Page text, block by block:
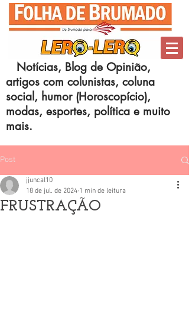
Notícias, Blog de Opinião,
artigos com colunistas, coluna
social, humor (Horoscopício),
modas, esportes, política e muito
mais.
Post
FRUSTRAÇÃO
jjuncal10
18 de jul. de 2024 1 min de leitura